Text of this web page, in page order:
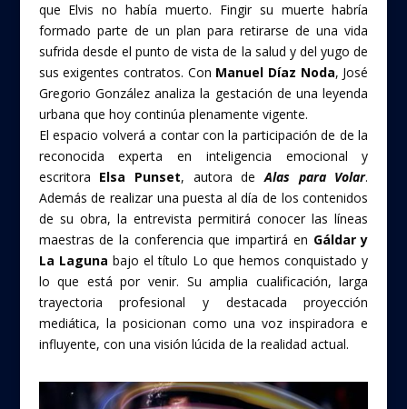
que Elvis no había muerto. Fingir su muerte habría
formado parte de un plan para retirarse de una vida
sufrida desde el punto de vista de la salud y del yugo de
sus exigentes contratos. Con Manuel Díaz Noda, José
Gregorio González analiza la gestación de una leyenda
urbana que hoy continúa plenamente vigente.
El espacio volverá a contar con la participación de de la
reconocida experta en inteligencia emocional y
escritora Elsa Punset, autora deAlas para Volar.
Además de realizar una puesta al día de los contenidos
de su obra, la entrevista permitirá conocer las líneas
maestras de la conferencia que impartirá en Gáldar y
La Laguna bajo el título Lo que hemos conquistado y
lo que está por venir. Su amplia cualificación, larga
trayectoria profesional y destacada proyección
mediática, la posicionan como una voz inspiradora e
influyente, con una visión lúcida de la realidad actual.